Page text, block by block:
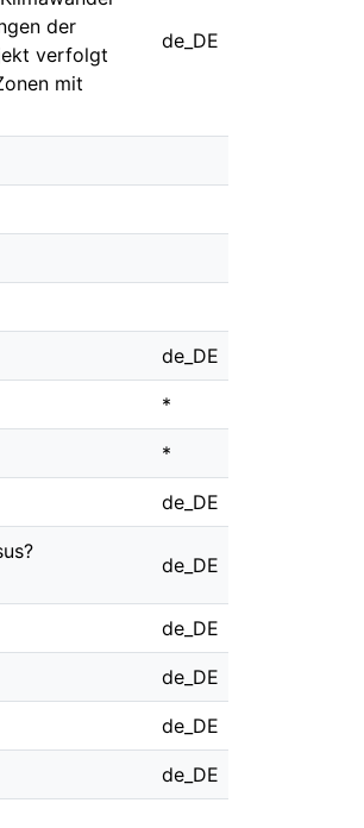
der
verfolgt
mit
de_DE
de_DE
*
*
de_DE
de_DE
de_DE
de_DE
de_DE
de_DE